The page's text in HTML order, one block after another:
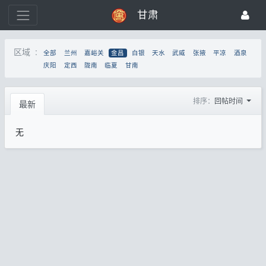
甘肃
区域 : 全部 兰州 嘉峪关 金昌 白银 天水 武威 张掖 平凉
酒泉
庆阳
定西 陇南 临夏 甘南
最新 排序： 回帖时间
无